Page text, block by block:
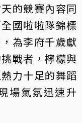
的競賽內容同
國啦啦隊錦標
為李府千歲獻
戰者，檸檬與
力十足的舞蹈
場氣氛迅速升